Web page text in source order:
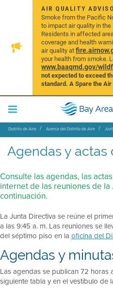
AIR QUALITY
Smoke from the Pacific
to impact air quality in the
Residents in affected
coverage and health
air quality at
your health from smoke.
www.baaqmd.gov/
not expected to exceed
standard. A Spare the
Distrito de Aire Acerca del Distrito de Aire
Agendas y actas
Consulte las agendas, las
internet de las reuniones de la
continuación.
La Junta Directiva se reúne el
a las 9:45 a. m. Las reuniones se
del séptimo piso en la oficina del
Agendas y
Las agendas se publican 72 horas
siguiente tabla y en el vestíbulo de